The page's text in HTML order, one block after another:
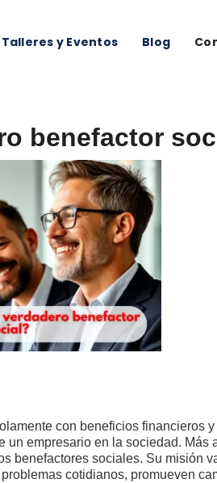
Talleres y Eventos Blog
benefactor
con beneficios financieros
empresario en la sociedad. Más
benefactores sociales. Su misión
cotidianos, promueven